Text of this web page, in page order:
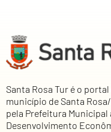
Santa Rosa Tur é o
município de Santa
pela Prefeitura
Desenvolvimento